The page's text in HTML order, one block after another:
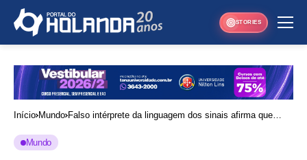
STORIES
Início Mundo Falso intérprete da linguagem dos sinais afirma que
Mundo